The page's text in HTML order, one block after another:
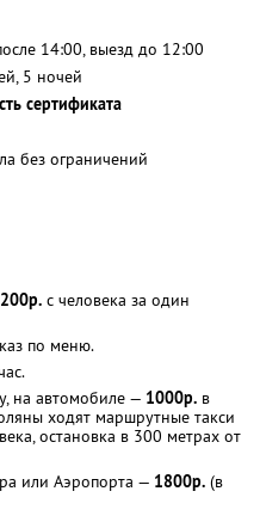
14:00, выезд до 12:00
5 ночей
сертификата
без ограничений
200р. с человека за один
по меню.
на автомобиле — 1000р. в
ходят маршрутные такси
остановка в 300 метрах от
или Аэропорта — 1800р. (в